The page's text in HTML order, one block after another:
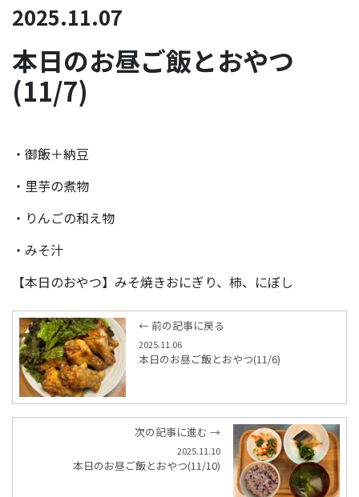
2025.11.07
本日のお昼ご飯とおやつ
(11/7)
・御飯＋納豆
・里芋の煮物
・りんごの和え物
・みそ汁
【本日のおやつ】みそ焼きおにぎり、柿、にぼし
← 前の記事に戻る
2025.11.06
本日のお昼ご飯とおやつ(11/6)
次の記事に進む →
2025.11.10
本日のお昼ご飯とおやつ(11/10)